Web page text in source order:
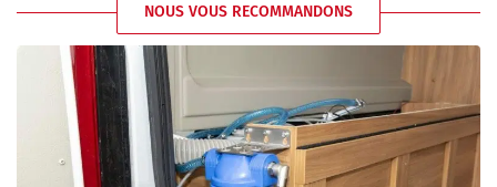
NOUS VOUS RECOMMANDONS